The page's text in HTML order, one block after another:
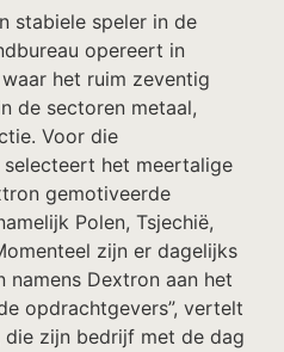
stabiele speler in de
opereert in
het ruim zeventig
de sectoren metaal,
Voor die
het meertalige
gemotiveerde
Polen, Tsjechië,
zijn er dagelijks
Dextron aan het
opdrachtgevers”, vertelt
zijn bedrijf met de dag